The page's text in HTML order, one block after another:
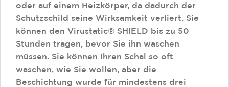
oder auf einem Heizkörper, da dadurch der
Schutzschild seine Wirksamkeit verliert. Sie
können den Virustatic® SHIELD bis zu 50
Stunden tragen, bevor Sie ihn waschen
müssen. Sie können Ihren Schal so oft
waschen, wie Sie wollen, aber die
Beschichtung wurde für mindestens drei